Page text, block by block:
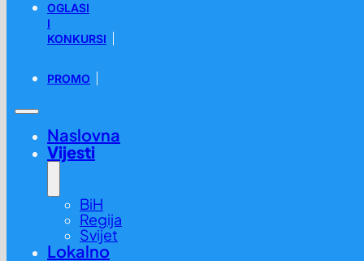
OGLASI
I
KONKURSI
PROMO
Naslovna
Vijesti
BiH
Regija
Svijet
Lokalno